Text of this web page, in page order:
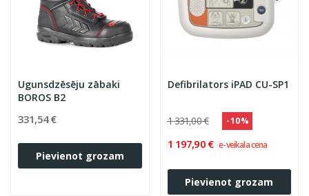
Ugunsdzēsēju zābaki
BOROS B2
331,54 €
Pievienot grozam
Defibrilators iPAD CU-SP1
1 331,00 € - 10 %
1 197,90 € e-veikala cena
Pievienot grozam